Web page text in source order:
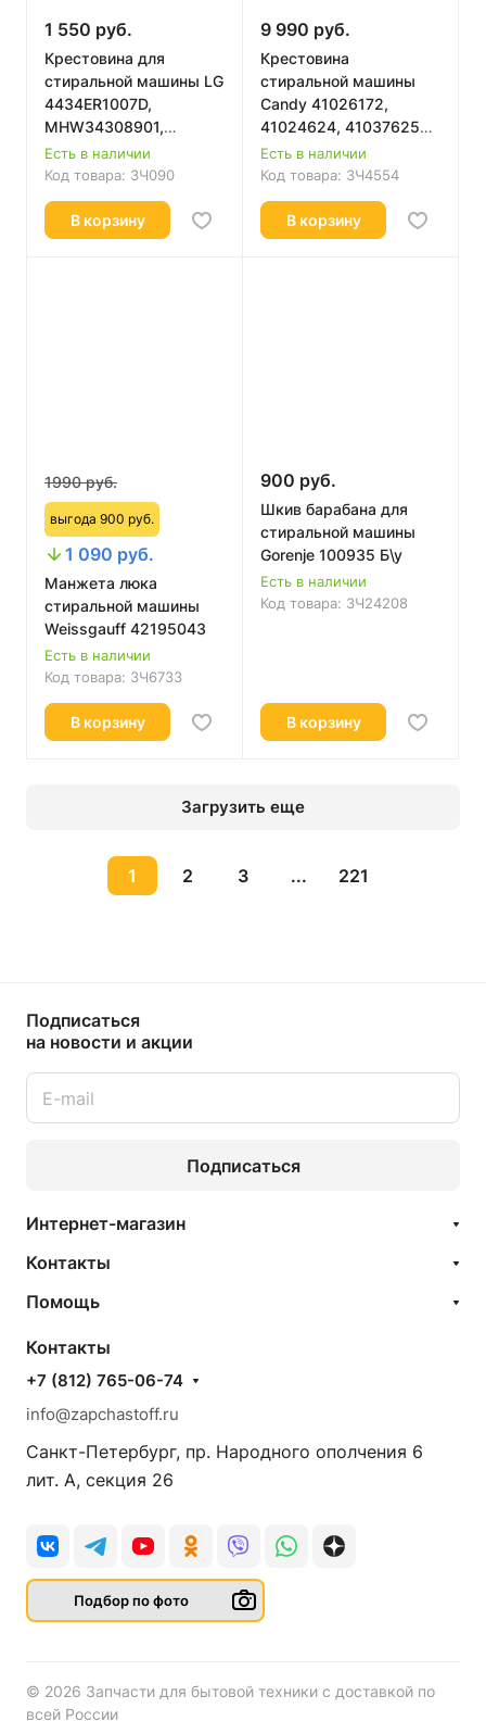
1 550 руб.
Крестовина для
стиральной машины LG
4434ER1007D,
MHW34308901,
4434ER1004A
Есть в наличии
Код товара: ЗЧ090
В корзину
9 990 руб.
Крестовина
стиральной машины
Candy 41026172,
41024624, 41037625
усиленная
Есть в наличии
Код товара: ЗЧ4554
В корзину
1990 руб.
выгода 900 руб.
1 090 руб.
Манжета люка
стиральной машины
Weissgauff 42195043
Есть в наличии
Код товара: ЗЧ6733
В корзину
900 руб.
Шкив барабана для
стиральной машины
Gorenje 100935 Б\у
Есть в наличии
Код товара: ЗЧ24208
В корзину
Загрузить еще
1 2 3 ... 221
Подписаться
на новости и акции
Подписаться
Интернет-магазин
Контакты
Помощь
Контакты
+7 (812) 765-06-74
info@zapchastoff.ru
Санкт-Петербург, пр. Народного ополчения 6
лит. А, секция 26
Подбор по фото
© 2026 Запчасти для бытовой техники с доставкой по
всей России